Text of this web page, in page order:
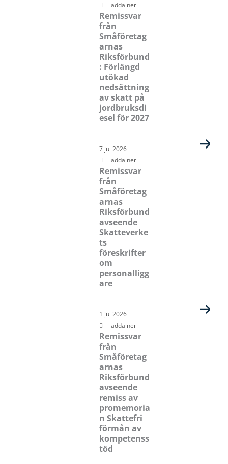
ladda ner
Remissvar
från
Småföretag
arnas
Riksförbund
: Förlängd
utökad
nedsättning
av skatt på
jordbruksdi
esel för 2027
7 jul 2026
ladda ner
Remissvar
från
Småföretag
arnas
Riksförbund
avseende
Skatteverke
ts
föreskrifter
om
personalligg
are
1 jul 2026
ladda ner
Remissvar
från
Småföretag
arnas
Riksförbund
avseende
remiss av
promemoria
n Skattefri
förmån av
kompetenss
töd